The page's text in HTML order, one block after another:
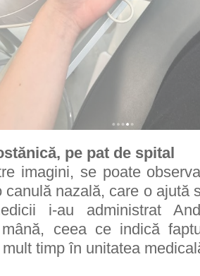
pe pat de spital
imagini, se poate
canulă nazală, care o ajută
i-au administrat
ceea ce indică
timp în unitatea